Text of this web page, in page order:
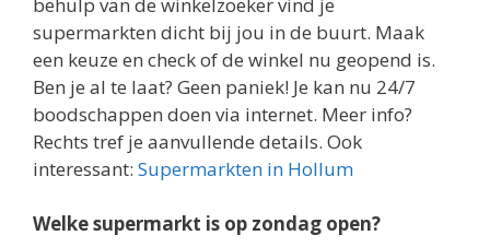
supermarkten dicht bij jou in de buurt. Maak
een keuze en check of de winkel nu geopend is.
Ben je al te laat? Geen paniek! Je kan nu 24/7
boodschappen doen via internet. Meer info?
Rechts tref je aanvullende details. Ook
interessant: Supermarkten in Hollum
Welke supermarkt is op zondag open?